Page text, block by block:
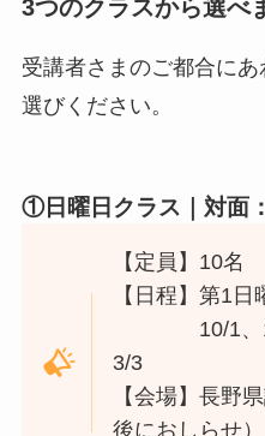
3つのクラスから選べ
受講者さまのご都合に
選びください。
①日曜日クラス ｜対面
【定員】10名
【日程】第1
10/1、11/5
3/3
【会場】長野
後におしらせ）